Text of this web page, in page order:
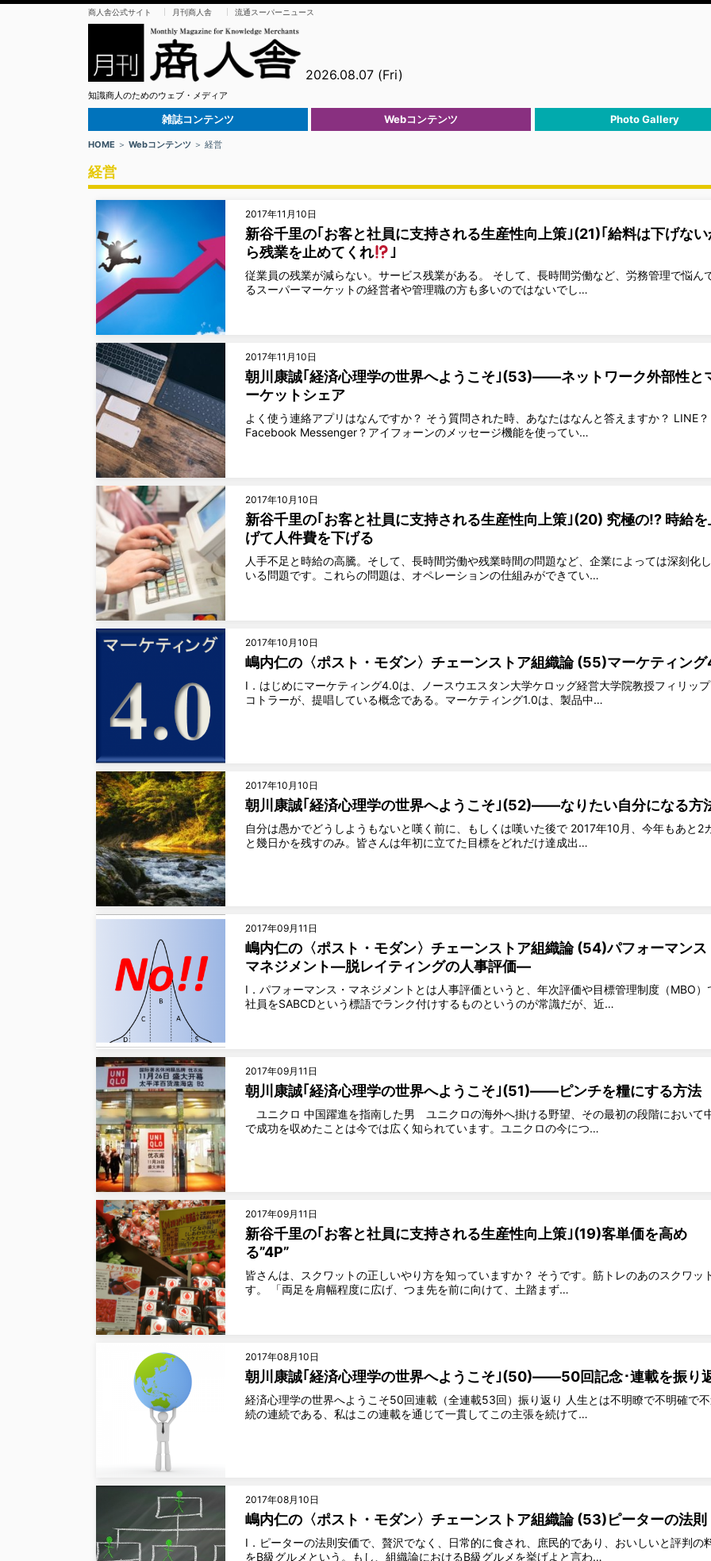
商人舎公式サイト 月刊商人舎 流通スーパーニュース
2026.08.07 (Fri)
知識商人のためのウェブ・メディア
雑誌コンテンツ Webコンテンツ Photo Gallery
HOME ＞ Webコンテンツ ＞ 経営
経営
2017年11月10日
新谷千里の｢お客と社員に支持される生産性向上策｣(21)｢給料は下げない
ら残業を止めてくれ
｣
従業員の残業が減らない。サービス残業がある。 そして、長時間労働など、労務管理で悩ん
るスーパーマーケットの経営者や管理職の方も多いのではないでし…
2017年11月10日
朝川康誠｢経済心理学の世界へようこそ｣(53)――ネットワーク外部性と
ーケットシェア
よく使う連絡アプリはなんですか？ そう質問された時、あなたはなんと答えますか？ LINE？
Facebook Messenger？アイフォーンのメッセージ機能を使ってい…
2017年10月10日
新谷千里の｢お客と社員に支持される生産性向上策｣(20) 究極の!? 時給を
げて人件費を下げる
人手不足と時給の高騰。そして、長時間労働や残業時間の問題など、企業によっては深刻化
いる問題です。これらの問題は、オペレーションの仕組みができてい…
2017年10月10日
嶋内仁の〈ポスト・モダン〉チェーンストア組織論 (55)マーケティン
Ⅰ．はじめにマーケティング4.0は、ノースウエスタン大学ケロッグ経営大学院教授フィリッ
コトラーが、提唱している概念である。マーケティング1.0は、製品中…
2017年10月10日
朝川康誠｢経済心理学の世界へようこそ｣(52)――なりたい自分になる方
自分は愚かでどうしようもないと嘆く前に、もしくは嘆いた後で 2017年10月、今年もあと2
と幾日かを残すのみ。皆さんは年初に立てた目標をどれだけ達成出…
2017年09月11日
嶋内仁の〈ポスト・モダン〉チェーンストア組織論 (54)パフォーマンス
マネジメント―脱レイティングの人事評価―
Ⅰ．パフォーマンス・マネジメントとは人事評価というと、年次評価や目標管理制度（MBO）
社員をSABCDという標語でランク付けするものというのが常識だが、近…
2017年09月11日
朝川康誠｢経済心理学の世界へようこそ｣(51)――ピンチを糧にする方法
ユニクロ 中国躍進を指南した男 ユニクロの海外へ掛ける野望、その最初の段階において
で成功を収めたことは今では広く知られています。ユニクロの今につ…
2017年09月11日
新谷千里の｢お客と社員に支持される生産性向上策｣(19)客単価を高め
る”4P”
皆さんは、スクワットの正しいやり方を知っていますか？ そうです。筋トレのあのスクワッ
す。 「両足を肩幅程度に広げ、つま先を前に向けて、土踏まず…
2017年08月10日
朝川康誠｢経済心理学の世界へようこそ｣(50)――50回記念･連載を振り
経済心理学の世界へようこそ50回連載（全連載53回）振り返り 人生とは不明瞭で不明確で
続の連続である、私はこの連載を通じて一貫してこの主張を続けて…
2017年08月10日
嶋内仁の〈ポスト・モダン〉チェーンストア組織論 (53)ピーターの法則
Ⅰ．ピーターの法則安価で、贅沢でなく、日常的に食され、庶民的であり、おいしいと評判の
をB級グルメという。もし、組織論におけるB級グルメを挙げよと言わ…